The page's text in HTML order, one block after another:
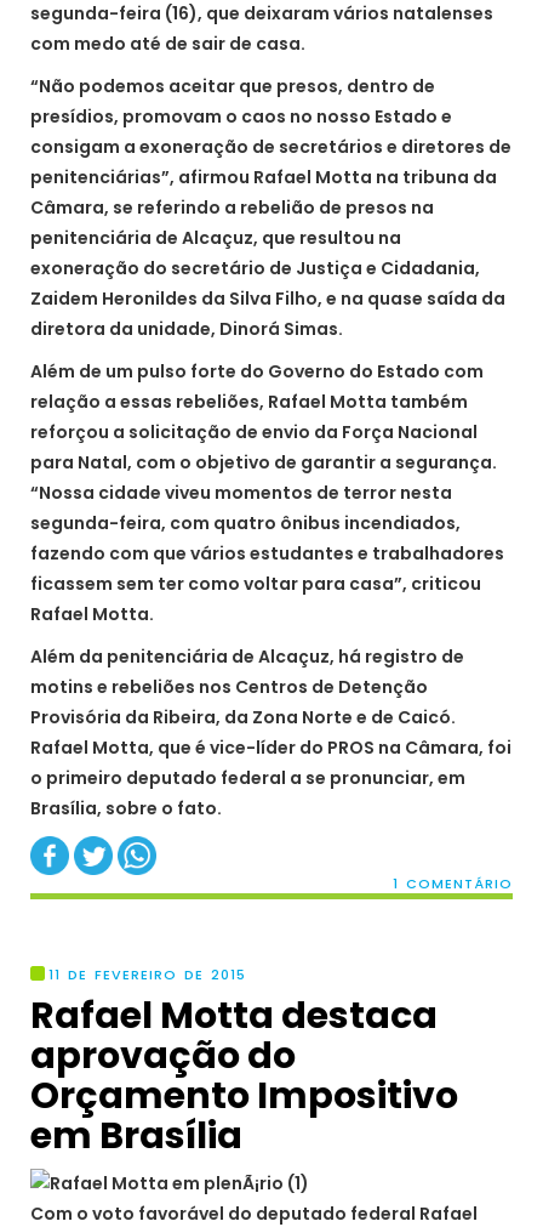
segunda-feira (16), que deixaram vários natalenses
com medo até de sair de casa.
“Não podemos aceitar que presos, dentro de
presídios, promovam o caos no nosso Estado e
consigam a exoneração de secretários e diretores de
penitenciárias”, afirmou Rafael Motta na tribuna da
Câmara, se referindo a rebelião de presos na
penitenciária de Alcaçuz, que resultou na
exoneração do secretário de Justiça e Cidadania,
Zaidem Heronildes da Silva Filho, e na quase saída da
diretora da unidade, Dinorá Simas.
Além de um pulso forte do Governo do Estado com
relação a essas rebeliões, Rafael Motta também
reforçou a solicitação de envio da Força Nacional
para Natal, com o objetivo de garantir a segurança.
“Nossa cidade viveu momentos de terror nesta
segunda-feira, com quatro ônibus incendiados,
fazendo com que vários estudantes e trabalhadores
ficassem sem ter como voltar para casa”, criticou
Rafael Motta.
Além da penitenciária de Alcaçuz, há registro de
motins e rebeliões nos Centros de Detenção
Provisória da Ribeira, da Zona Norte e de Caicó.
Rafael Motta, que é vice-líder do PROS na Câmara, foi
o primeiro deputado federal a se pronunciar, em
Brasília, sobre o fato.
1 COMENTÁRIO
11 DE FEVEREIRO DE 2015
Rafael Motta destaca
aprovação do
Orçamento Impositivo
em Brasília
Com o voto favorável do deputado federal Rafael